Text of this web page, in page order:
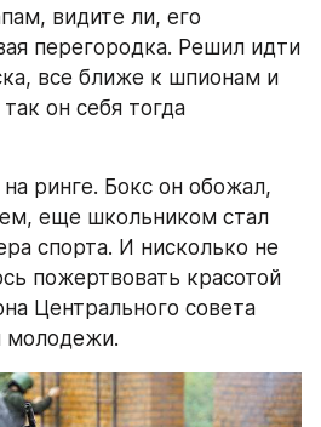
видите ли, его
перегородка. Решил идти
все ближе к шпионам и
он себя тогда
ринге. Бокс он обожал,
еще школьником стал
спорта. И нисколько не
пожертвовать красотой
Центрального совета
молодежи.